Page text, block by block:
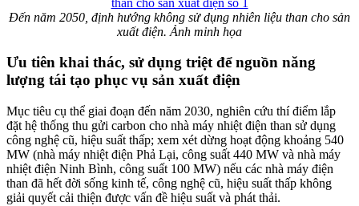
Đến năm 2050, định hướng không sử dụng nhiên liệu than cho sản
xuất điện. Ảnh minh họa
Ưu tiên khai thác, sử dụng triệt để nguồn năng
lượng tái tạo phục vụ sản xuất điện
Mục tiêu cụ thể giai đoạn đến năm 2030, nghiên cứu thí điểm lắp
đặt hệ thống thu gửi carbon cho nhà máy nhiệt điện than sử dụng
công nghệ cũ, hiệu suất thấp; xem xét dừng hoạt động khoảng 540
MW (nhà máy nhiệt điện Phả Lại, công suất 440 MW và nhà máy
nhiệt điện Ninh Bình, công suất 100 MW) nếu các nhà máy điện
than đã hết đời sống kinh tế, công nghệ cũ, hiệu suất thấp không
giải quyết cải thiện được vấn đề hiệu suất và phát thải.